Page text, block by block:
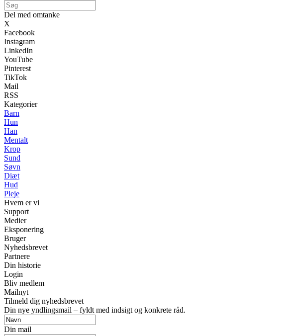
Del med omtanke
X
Facebook
Instagram
LinkedIn
YouTube
Pinterest
TikTok
Mail
RSS
Kategorier
Barn
Hun
Han
Mentalt
Krop
Sund
Søvn
Diæt
Hud
Pleje
Hvem er vi
Support
Medier
Eksponering
Bruger
Nyhedsbrevet
Partnere
Din historie
Login
Bliv medlem
Mailnyt
Tilmeld dig nyhedsbrevet
Din nye yndlingsmail – fyldt med indsigt og konkrete råd.
Din mail